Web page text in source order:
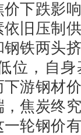
下跌影
旧压制
铁两头
位，自
游钢材
焦炭终
轮钢价